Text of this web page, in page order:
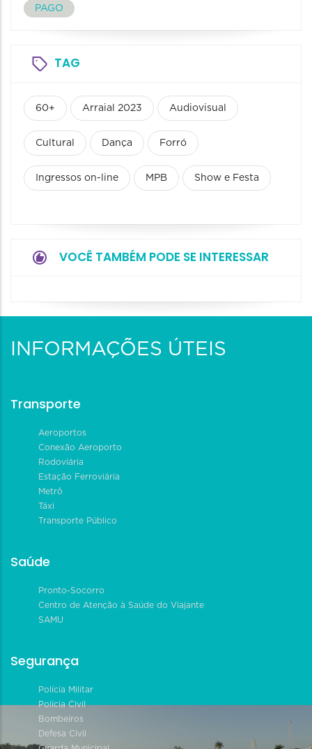
PAGO
TAG
60+ Arraial 2023 Audiovisual
Cultural Dança Forró
Ingressos on-line MPB Show e Festa
VOCÊ TAMBÉM PODE SE INTERESSAR
INFORMAÇÕES ÚTEIS
Transporte
Aeroportos
Conexão Aeroporto
Rodoviária
Estação Ferroviária
Metrô
Táxi
Transporte Público
Saúde
Pronto-Socorro
Centro de Atenção à Saúde do Viajante
SAMU
Segurança
Polícia Militar
Polícia Civil
Bombeiros
Defesa Civil